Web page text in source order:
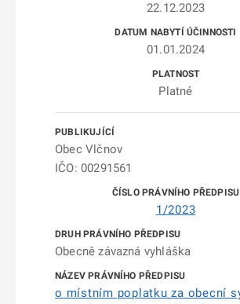
22.12.2023
01.01.2024
Platné
Obec Vlčnov
IČO: 00291561
1/2023
Obecně závazná vyhláška
o místním poplatku za obecní